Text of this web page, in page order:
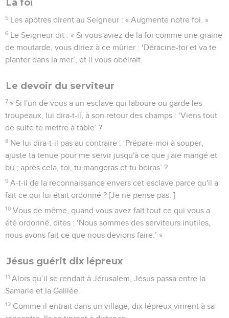
La foi
5 Les apôtres dirent au Seigneur : « Augmente notre foi. »
6 Le Seigneur dit : « Si vous aviez de la foi comme une graine
de moutarde, vous diriez à ce mûrier : ‘Déracine-toi et va te
planter dans la mer’, et il vous obéirait.
Le devoir du serviteur
7 » Si l'un de vous a un esclave qui laboure ou garde les
troupeaux, lui dira-t-il, à son retour des champs : ‘Viens tout
de suite te mettre à table’ ?
8 Ne lui dira-t-il pas au contraire : ‘Prépare-moi à souper,
ajuste ta tenue pour me servir jusqu'à ce que j'aie mangé et
bu ; après cela, toi, tu mangeras et tu boiras’ ?
9 A-t-il de la reconnaissance envers cet esclave parce qu'il a
fait ce qui lui était ordonné ? [Je ne pense pas. ]
10 Vous de même, quand vous avez fait tout ce qui vous a
été ordonné, dites : ‘Nous sommes des serviteurs inutiles,
nous avons fait ce que nous devions faire.’ »
Jésus guérit dix lépreux
11 Alors qu’il se rendait à Jérusalem, Jésus passa entre la
Samarie et la Galilée.
12 Comme il entrait dans un village, dix lépreux vinrent à sa